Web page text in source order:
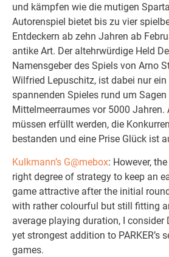
und kämpfen wie die mutigen
Autorenspiel bietet bis zu vier
Entdeckern ab zehn Jahren ab
antike Art. Der altehrwürdige Held
Namensgeber des Spiels von Arno
Wilfried Lepuschitz, ist dabei nur ein
spannenden Spieles rund um
Mittelmeerraumes vor 5000 Jahren.
müssen erfüllt werden, die
bestanden und eine Prise Glück ist
Kulkmann’s G@mebox: However,
right degree of strategy to keep an
game attractive after the initial
with rather colourful but still fitting
average playing duration, I consider
yet strongest addition to PARKER’s
games.